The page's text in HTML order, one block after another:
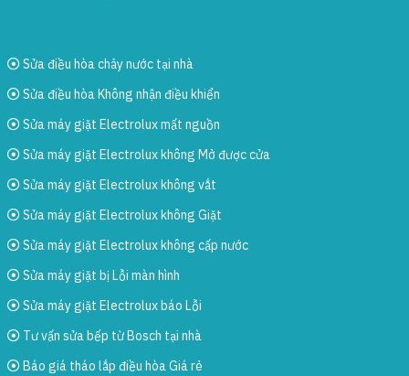
Sửa điều hòa chảy nước tại nhà
Sửa điều hòa Không nhận điều khiển
Sửa máy giặt Electrolux mất nguồn
Sửa máy giặt Electrolux không Mở được cửa
Sửa máy giặt Electrolux không vắt
Sửa máy giặt Electrolux không Giặt
Sửa máy giặt Electrolux không cấp nước
Sửa máy giặt bị Lỗi màn hình
Sửa máy giặt Electrolux báo Lỗi
Tư vấn sửa bếp từ Bosch tại nhà
Báo giá tháo lắp điều hòa Giá rẻ